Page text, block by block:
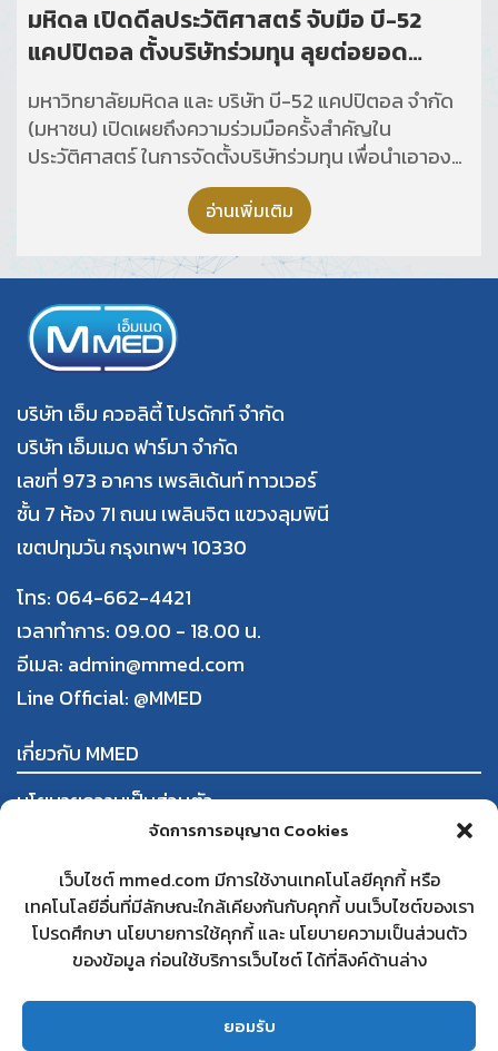
จัดการการอนุญาต Cookies
เว็บไซต์ mmed.com มีการใช้งานเทคโนโลยีคุกกี้ หรือ
เทคโนโลยีอื่นที่มีลักษณะใกล้เคียงกันกับคุกกี้ บนเว็บไซต์ของเรา
โปรดศึกษา นโยบายการใช้คุกกี้ และ นโยบายความเป็นส่วนตัว
ของข้อมูล ก่อนใช้บริการเว็บไซต์ ได้ที่ลิงค์ด้านล่าง
ยอมรับ
มหิดล เปิดดีลประวัติศาสตร์ จับมือ บี-52
แคปปิตอล ตั้งบริษัทร่วมทุน ลุยต่อยอด
พัฒนาธุรกิจ
มหาวิทยาลัยมหิดล และ บริษัท บี-52 แคปปิตอล จำกัด
(มหาชน) เปิดเผยถึงความร่วมมือครั้งสำคัญใน
ประวัติศาสตร์ ในการจัดตั้งบริษัทร่วมทุน เพื่อนำเอาองค์
ความรู้ งานวิจัย และนวัตกรรมของมหาวิทยาลัยมหิดล
ไปต่อยอด และพัฒนาในเชิงพาณิชย์ เพื่อสร้างประโยชน์
อ่านเพิ่มเติม
บริษัท เอ็ม ควอลิตี้ โปรดักท์ จำกัด
บริษัท เอ็มเมด ฟาร์มา จำกัด
เลขที่ 973 อาคาร เพรสิเด้นท์ ทาวเวอร์
ชั้น 7 ห้อง 7I ถนน เพลินจิต แขวงลุมพินี
เขตปทุมวัน กรุงเทพฯ 10330
โทร: 064-662-4421
เวลาทำการ: 09.00 - 18.00 น.
อีเมล: admin@mmed.com
Line Official: @MMED
เกี่ยวกับ MMED
นโยบายความเป็นส่วนตัว
ข้อกำหนดและเงื่อนไขการใช้งาน
การสั่งซื้อและชำระสินค้า
นโยบายการคืนสินค้าและคืนเงิน
ใบทะเบียนพาณิชย์